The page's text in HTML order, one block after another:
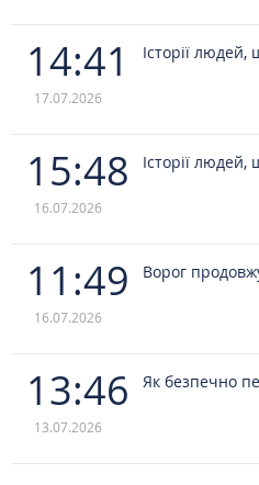
14:41
17.07.2026
Історії
15:48
16.07.2026
Історії
11:49
16.07.2026
Ворог
13:46
13.07.2026
Як безпечно